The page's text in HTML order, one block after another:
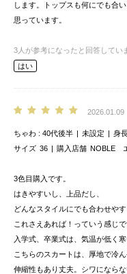
します。トップスも何にでも合
思っています。
3 人が参考になったと回答してい
はい
2026.01.09
ちゃわ 40代後半 未設定 身
サイズ 36 購入店舗 NOBLE
3色目購入です。
はきやすいし、上品だし、
どんなスタイルにでも合わせや
これさえあれば！っていう感じで
入学式、卒業式は、気温が低く寒
こちらのスカートは、厚地で冷
伸縮性もあり丈夫。シワにならな